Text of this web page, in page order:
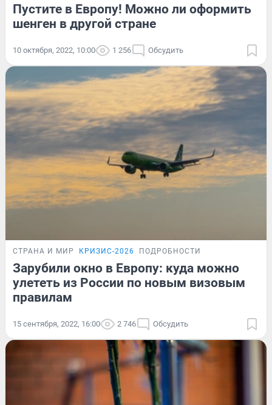
Пустите в Европу! Можно ли оформить
шенген в другой стране
10 октября, 2022, 10:00 1 256 Обсудить
СТРАНА И МИР КРИЗИС-2026 ПОДРОБНОСТИ
Зарубили окно в Европу: куда можно
улететь из России по новым визовым
правилам
15 сентября, 2022, 16:00 2 746 Обсудить